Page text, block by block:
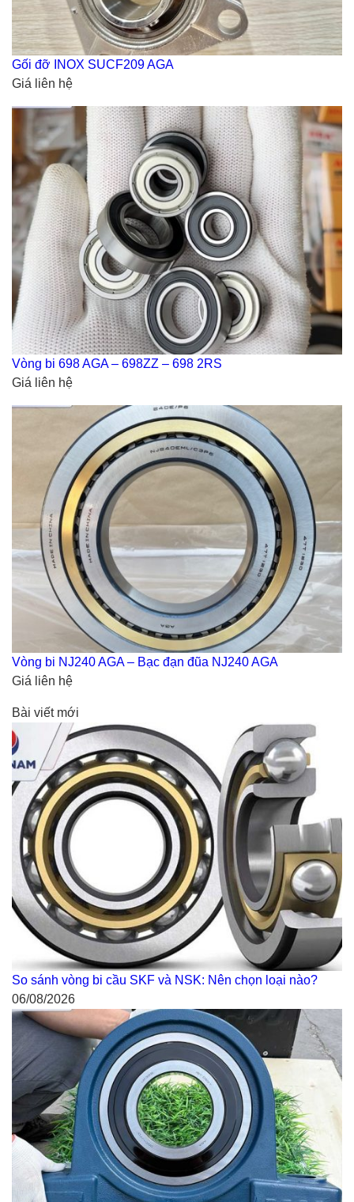
Gối đỡ INOX SUCF209 AGA
Giá liên hệ
Vòng bi 698 AGA – 698ZZ – 698 2RS
Giá liên hệ
Vòng bi NJ240 AGA – Bạc đạn đũa NJ240 AGA
Giá liên hệ
Bài viết mới
So sánh vòng bi cầu SKF và NSK: Nên chọn loại nào?
06/08/2026